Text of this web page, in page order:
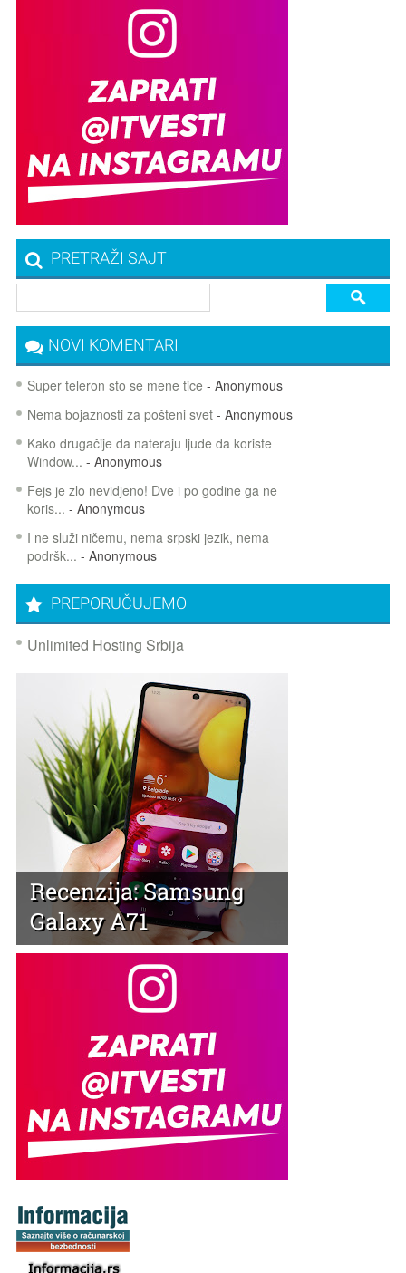
PRETRAŽI SAJT
NOVI KOMENTARI
Super teleron sto se mene tice - Anonymous
Nema bojaznosti za pošteni svet- Anonymous
Kako drugačije da nateraju ljude da koriste
Window... - Anonymous
Fejs je zlo nevidjeno! Dve i po godine ga ne
koris... - Anonymous
I ne služi ničemu, nema srpski jezik, nema
podršk... - Anonymous
PREPORUČUJEMO
Unlimited Hosting Srbija
Recenzija: Samsung
Galaxy A71